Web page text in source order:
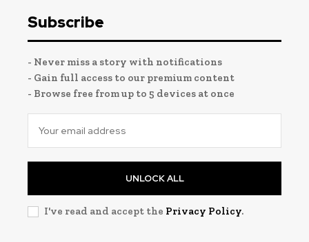
Subscribe
- Never miss a story with notifications
- Gain full access to our premium content
- Browse free from up to 5 devices at once
UNLOCK ALL
I've read and accept the Privacy Policy.